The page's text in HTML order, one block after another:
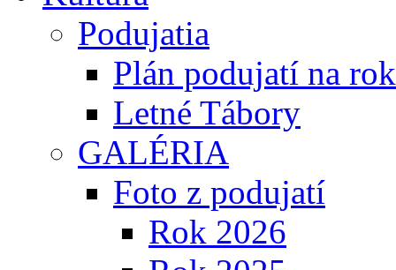
Podujatia
Plán podujatí na
Letné Tábory
GALÉRIA
Foto z podujatí
Rok 2026